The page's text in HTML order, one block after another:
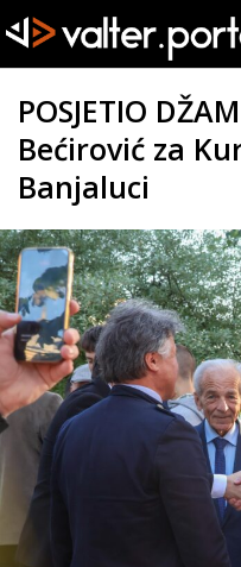
POSJETIO
Bećirović za
Banjaluci